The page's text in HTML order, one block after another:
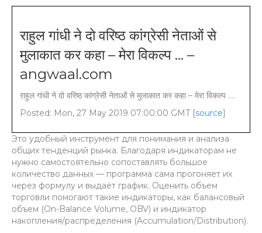
राहुल गांधी ने दो वरिष्ठ कांग्रेसी नेताओं से
मुलाकात कर कहा – मेरा विकल्प … –
angwaal.com
राहुल गांधी ने दो वरिष्ठ कांग्रेसी नेताओं से मुलाकात कर कहा – मेरा विकल्प ….
Posted: Mon, 27 May 2019 07:00:00 GMT [source]
Это удобный инструмент для понимания и анализа
общих тенденций рынка. Благодаря индикаторам не
нужно самостоятельно сопоставлять большое
количество данных — программа сама прогоняет их
через формулу и выдаёт график. Оценить объем
торговли помогают такие индикаторы, как балансовый
объем (On-Balance Volume, OBV) и индикатор
накопления/распределения (Accumulation/Distribution).